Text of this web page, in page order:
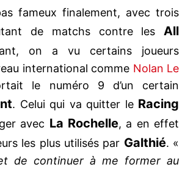
fameux finalement, avec trois
de matchs contre les All
on a vu certains joueurs
international comme Nolan Le
le numéro 9 d’un certain
. Celui qui va quitter le Racing
avec La Rochelle, a en effet
les plus utilisés par Galthié. «
de continuer à me former au